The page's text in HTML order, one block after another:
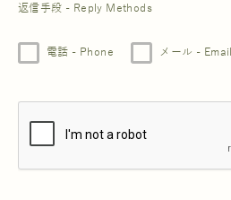
返信手段 - Reply Methods
電話 - Phone メール - Email